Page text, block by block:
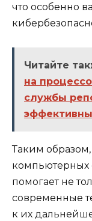
что особенно
Читайте
на
службы
Таким
компьютерных
помогает не
современные
к их